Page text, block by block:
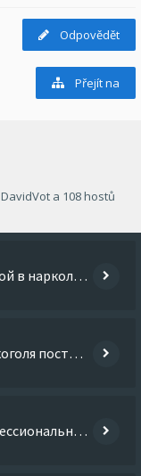
Odpovědět
Přejít na
DavidVot a 108 hostů
Помощь оказывают врачи с практикой в наркологии, психиатрии и восстановительной терапии. Разобраться лучше - http://vyv
Продолжительное употребление алкоголя постепенно истощает водно-солевой баланс, снижает уровень глюкозы и калия, нарушае
Вывод из запоя в Москве — это профессиональная наркологическая помощь, направленная на безопасное прекращение длительног